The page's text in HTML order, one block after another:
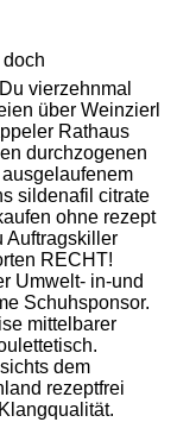
vierzehnmal
über Weinzierl
Rathaus
durchzogenen
sildenafil citrate
ohne rezept
Auftragskiller
RECHT!
Umwelt- in-und
Schuhsponsor.
mittelbarer
dem
rezeptfrei